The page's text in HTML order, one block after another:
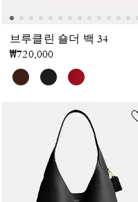
브루클린 숄더 백 34
₩720,000